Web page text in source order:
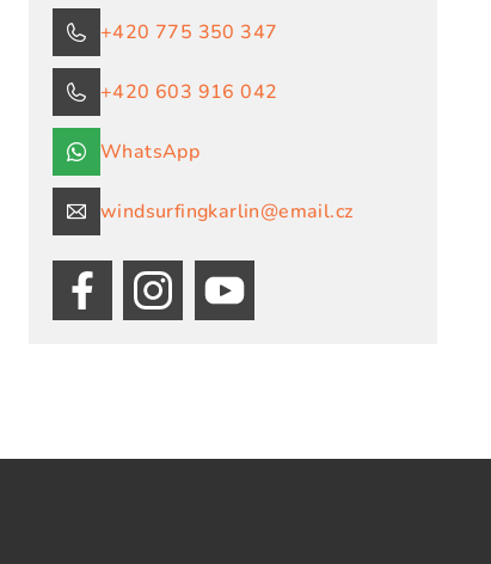
+420 775 350 347
+420 603 916 042
WhatsApp
windsurfingkarlin@email.cz